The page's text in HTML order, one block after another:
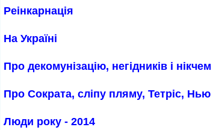
Реінкарнація
На Україні
Про декомунізацію, негідників і нікчем
Про Сократа, сліпу пляму, Тетріс, Нью
Люди року - 2014